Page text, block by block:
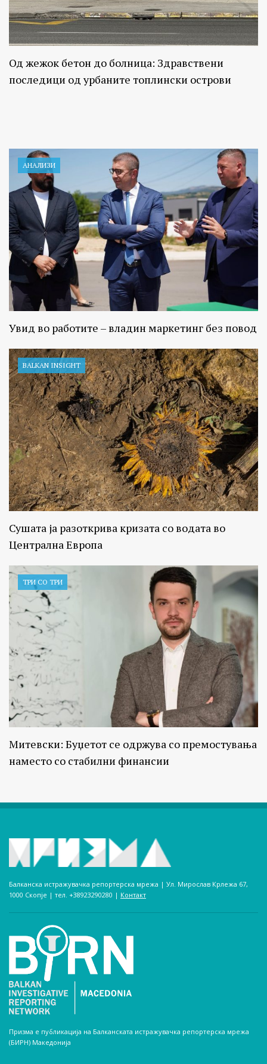
Од жежок бетон до болница: Здравствени
последици од урбаните топлински острови
АНАЛИЗИ
Увид во работите – владин маркетинг без повод
BALKAN INSIGHT
Сушата ја разоткрива кризата со водата во
Централна Европа
ТРИ СО ТРИ
Митевски: Буџетот се одржува со премостувања
наместо со стабилни финансии
Балканска истражувачка репортерска мрежа | Ул. Мирослав Крлежа 67,
1000 Скопје | тел. +38923290280­ | Контакт
Призма е публикација на Балканската истражувачка репортерска мрежа
(БИРН) Македонија